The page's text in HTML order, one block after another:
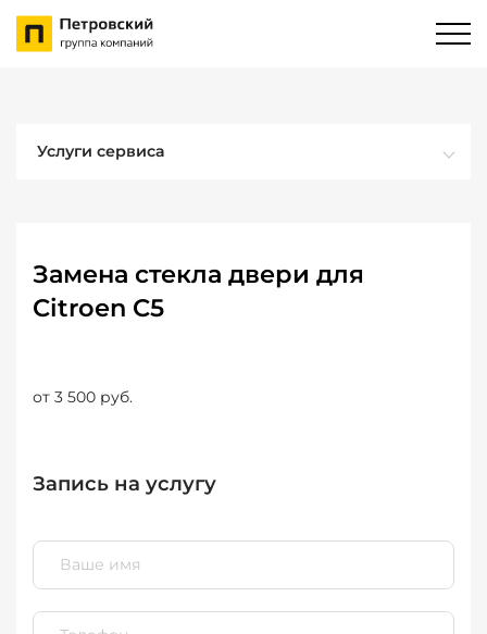
Услуги сервиса
Замена стекла двери для
Citroen C5
от 3 500 руб.
Запись на услугу